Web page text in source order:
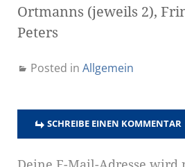
Ortmanns (jeweils 2),
Peters
Posted in Allgemein
SCHREIBE EINEN KOMMENTAR